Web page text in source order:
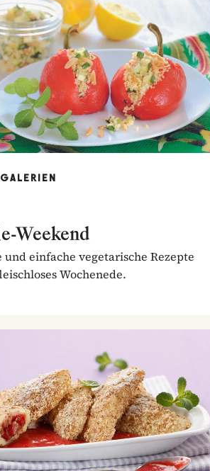
Weekend
und einfache vegetarische Rezepte
Wochenede.